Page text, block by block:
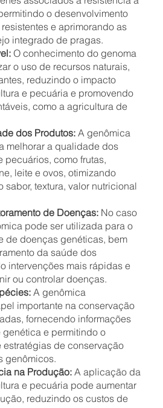
o desenvolvimento
e aprimorando as
integrado de pragas.
O conhecimento do genoma
o uso de recursos naturais,
reduzindo o impacto
e pecuária e promovendo
como a agricultura de
dos Produtos:A genômica
melhorar a qualidade dos
pecuários, como frutas,
leite e ovos, otimizando
sabor, textura, valor nutricional
de Doenças:No caso
pode ser utilizada para o
de doenças genéticas, bem
da saúde dos
intervenções mais rápidas e
ou controlar doenças.
A genômica
importante na conservação
fornecendo informações
e permitindo o
de conservação
genômicos.
na Produção:A aplicação da
e pecuária pode aumentar
reduzindo os custos de